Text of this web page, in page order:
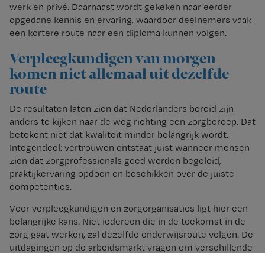
werk en privé. Daarnaast wordt gekeken naar eerder
opgedane kennis en ervaring, waardoor deelnemers vaak
een kortere route naar een diploma kunnen volgen.
Verpleegkundigen van morgen
komen niet allemaal uit dezelfde
route
De resultaten laten zien dat Nederlanders bereid zijn
anders te kijken naar de weg richting een zorgberoep. Dat
betekent niet dat kwaliteit minder belangrijk wordt.
Integendeel: vertrouwen ontstaat juist wanneer mensen
zien dat zorgprofessionals goed worden begeleid,
praktijkervaring opdoen en beschikken over de juiste
competenties.
Voor verpleegkundigen en zorgorganisaties ligt hier een
belangrijke kans. Niet iedereen die in de toekomst in de
zorg gaat werken, zal dezelfde onderwijsroute volgen. De
uitdagingen op de arbeidsmarkt vragen om verschillende